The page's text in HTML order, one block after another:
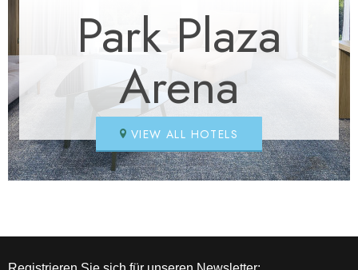
Park Plaza
Arena
VIEW ALL HOTELS